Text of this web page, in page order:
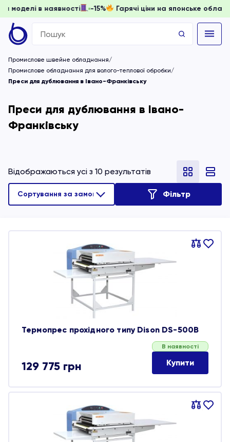
доки моделі в наявності -15% Гарячі ціни на
Search
for:
Промислове швейне обладнання
Промислове обладнання для волого-теплової обробки
Преси для дублювання в Івано-Франківську
Преси для дублювання в Івано-
Франківську
Відображаються усі з 10 результатів
Фільтр
Порівняти
В
Термопрес прохідного типу Dison DS-500B
129 775 грн
В наявності
Купити
Порівняти
В